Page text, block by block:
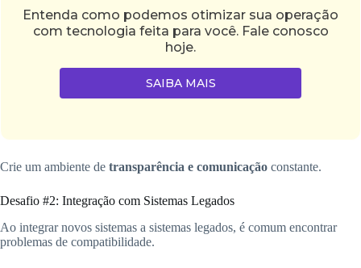
Entenda como podemos otimizar sua operação
com tecnologia feita para você. Fale conosco
hoje.
SAIBA MAIS
Crie um ambiente de transparência e comunicação constante.
Desafio #2: Integração com Sistemas Legados
Ao integrar novos sistemas a sistemas legados, é comum encontrar
problemas de compatibilidade.